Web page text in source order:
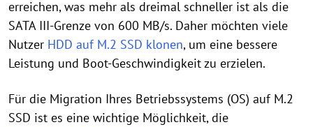
erreichen, was mehr als dreimal schneller ist als die
SATA III-Grenze von 600 MB/s. Daher möchten viele
Nutzer HDD auf M.2 SSD klonen, um eine bessere
Leistung und Boot-Geschwindigkeit zu erzielen.
Für die Migration Ihres Betriebssystems (OS) auf M.2
SSD ist es eine wichtige Möglichkeit, die